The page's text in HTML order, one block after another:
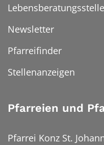
Newsletter
Pfarreifinder
Stellenanzeigen
Pfarreien und
Pfarrei Konz St.